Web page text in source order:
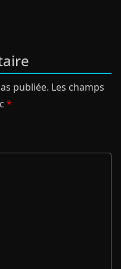
publiée. Les champs
*